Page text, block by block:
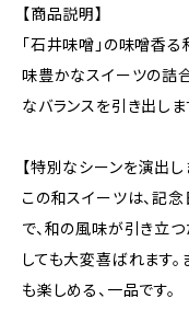
【商品説明】
「石井味噌」の味噌香
味豊かなスイーツの詰
なバランスを引き出しま
【特別なシーンを演出し
この和スイーツは、記
で、和の風味が引き立
しても大変喜ばれます
も楽しめる、一品です。